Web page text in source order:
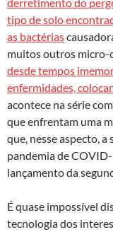
tipo de solo
as bactérias
muitos outros micro-
desde tempos
enfermidades,
acontece na série
que enfrentam uma
que, nesse aspecto, a
pandemia de
lançamento da
É quase impossível
tecnologia dos